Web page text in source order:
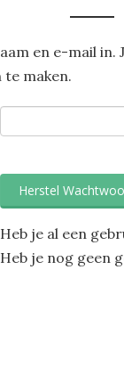
en e-mail in.
maken.
Heb je al een
Heb je nog geen